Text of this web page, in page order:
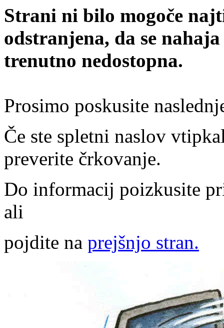
Strani ni bilo mogoče
odstranjena, da se
trenutno nedostopna.
Prosimo poskusite
Če ste spletni naslov
preverite črkovanje.
Do informacij poizkusite
ali
pojdite na prejšnjo stran.